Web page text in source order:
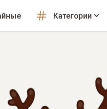
Категории